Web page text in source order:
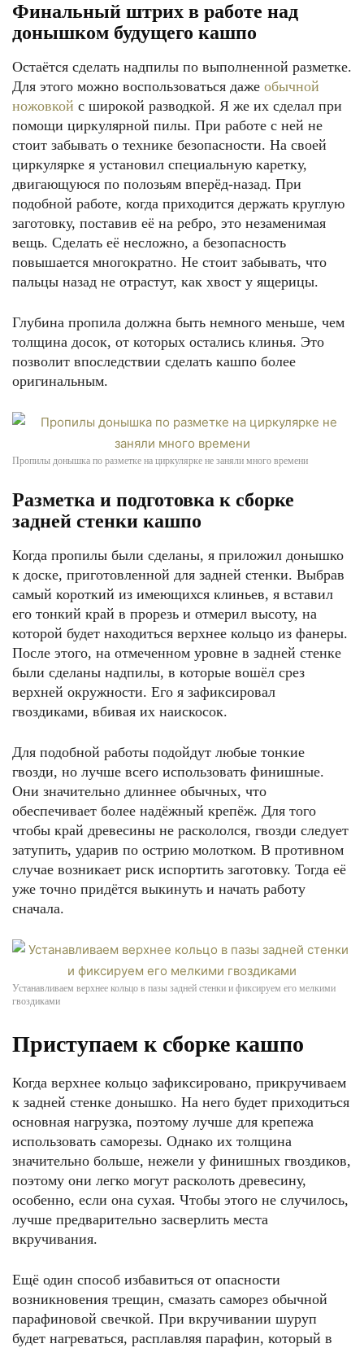
Финальный штрих в работе над
донышком будущего кашпо
Остаётся сделать надпилы по выполненной разметке.
Для этого можно воспользоваться даже обычной
ножовкой с широкой разводкой. Я же их сделал при
помощи циркулярной пилы. При работе с ней не
стоит забывать о технике безопасности. На своей
циркулярке я установил специальную каретку,
двигающуюся по полозьям вперёд-назад. При
подобной работе, когда приходится держать круглую
заготовку, поставив её на ребро, это незаменимая
вещь. Сделать её несложно, а безопасность
повышается многократно. Не стоит забывать, что
пальцы назад не отрастут, как хвост у ящерицы.
Глубина пропила должна быть немного меньше, чем
толщина досок, от которых остались клинья. Это
позволит впоследствии сделать кашпо более
оригинальным.
Пропилы донышка по разметке на циркулярке не заняли много времени
Разметка и подготовка к сборке
задней стенки кашпо
Когда пропилы были сделаны, я приложил донышко
к доске, приготовленной для задней стенки. Выбрав
самый короткий из имеющихся клиньев, я вставил
его тонкий край в прорезь и отмерил высоту, на
которой будет находиться верхнее кольцо из фанеры.
После этого, на отмеченном уровне в задней стенке
были сделаны надпилы, в которые вошёл срез
верхней окружности. Его я зафиксировал
гвоздиками, вбивая их наискосок.
Для подобной работы подойдут любые тонкие
гвозди, но лучше всего использовать финишные.
Они значительно длиннее обычных, что
обеспечивает более надёжный крепёж. Для того
чтобы край древесины не раскололся, гвозди следует
затупить, ударив по острию молотком. В противном
случае возникает риск испортить заготовку. Тогда её
уже точно придётся выкинуть и начать работу
сначала.
Устанавливаем верхнее кольцо в пазы задней стенки и фиксируем его мелкими
гвоздиками
Приступаем к сборке кашпо
Когда верхнее кольцо зафиксировано, прикручиваем
к задней стенке донышко. На него будет приходиться
основная нагрузка, поэтому лучше для крепежа
использовать саморезы. Однако их толщина
значительно больше, нежели у финишных гвоздиков,
поэтому они легко могут расколоть древесину,
особенно, если она сухая. Чтобы этого не случилось,
лучше предварительно засверлить места
вкручивания.
Ещё один способ избавиться от опасности
возникновения трещин, смазать саморез обычной
парафиновой свечкой. При вкручивании шуруп
будет нагреваться, расплавляя парафин, который в